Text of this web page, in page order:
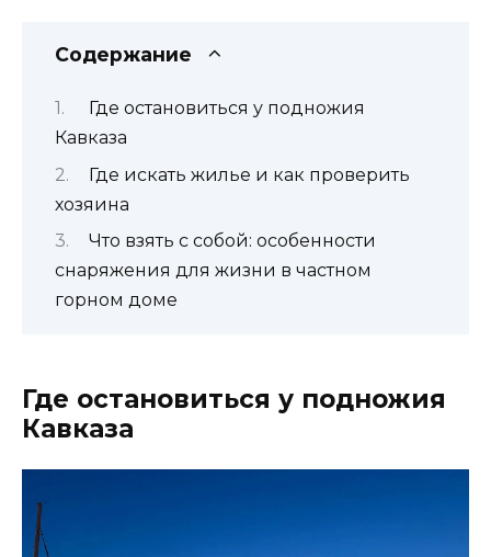
Содержание
Где остановиться у подножия
Кавказа
Где искать жилье и как проверить
хозяина
Что взять с собой: особенности
снаряжения для жизни в частном
горном доме
Где остановиться у подножия
Кавказа